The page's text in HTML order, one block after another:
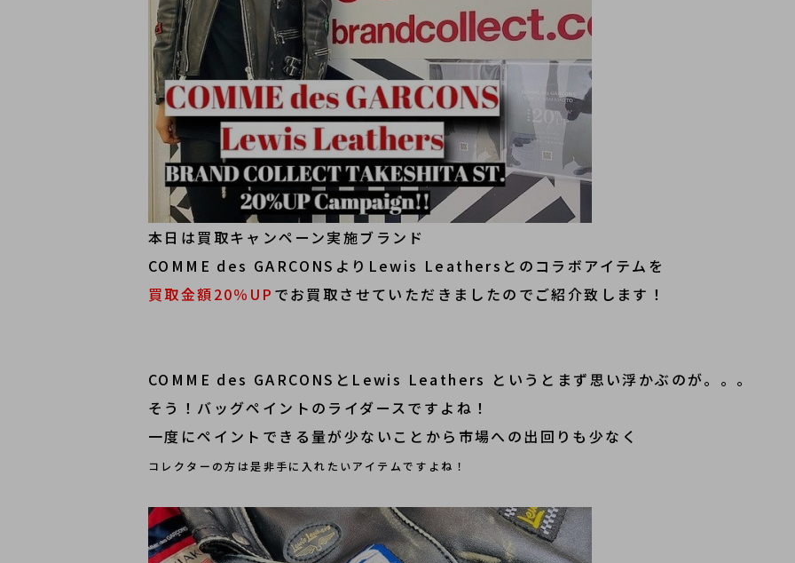
本日は買取キャンペーン実施ブランド
COMME des GARCONSよりLewis Leathersとのコラボアイテムを
買取金額20％UP でお買取させていただきましたのでご紹介致します！
COMME des GARCONSとLewis Leathers というとまず思い浮かぶのが。。。
そう！バッグペイントのライダースですよね！
一度にペイントできる量が少ないことから市場への出回りも少なく
コレクターの方は是非手に入れたいアイテムですよね！